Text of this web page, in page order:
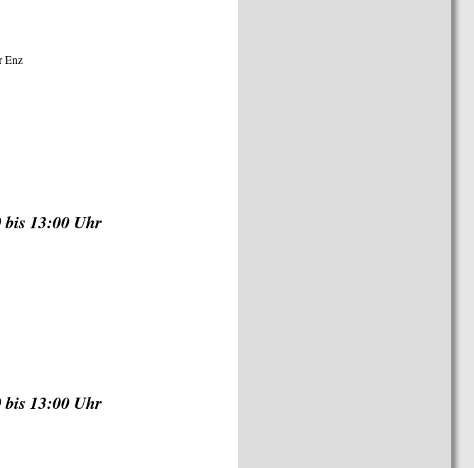
Enz
bis 13:00 Uhr
bis 13:00 Uhr